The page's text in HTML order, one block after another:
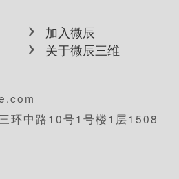
加入微辰
关于微辰三维
环中路10号1号楼1层1508